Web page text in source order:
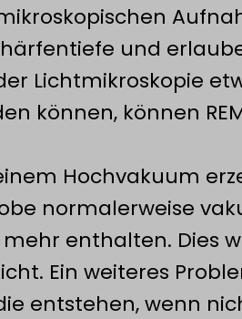
und
Lichtmikroskopie
können, können
Hochvakuum
normalerweise
enthalten. Dies
Ein weiteres
entstehen, wenn